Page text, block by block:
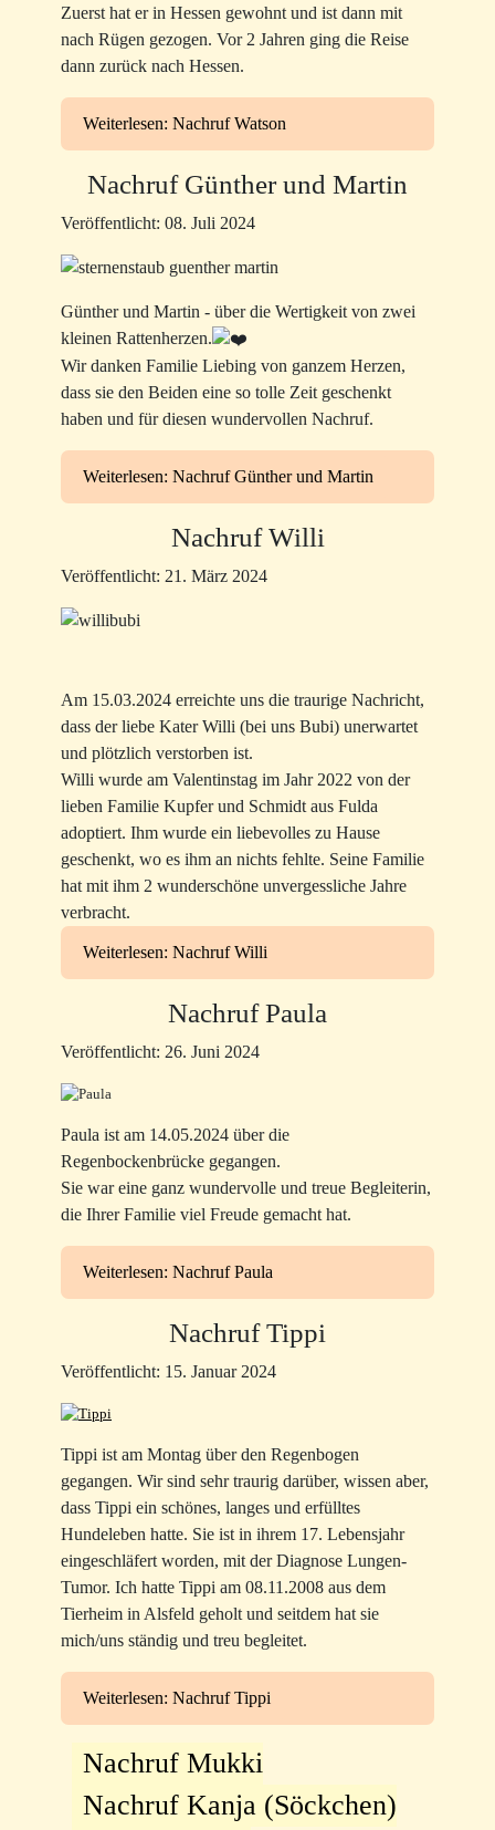
Zuerst hat er in Hessen gewohnt und ist dann mit
nach Rügen gezogen. Vor 2 Jahren ging die Reise
dann zurück nach Hessen.
Weiterlesen: Nachruf Watson
Nachruf Günther und Martin
Veröffentlicht: 08. Juli 2024
Günther und Martin - über die Wertigkeit von zwei
kleinen Rattenherzen.
Wir danken Familie Liebing von ganzem Herzen,
dass sie den Beiden eine so tolle Zeit geschenkt
haben und für diesen wundervollen Nachruf.
Weiterlesen: Nachruf Günther und Martin
Nachruf Willi
Veröffentlicht: 21. März 2024
Am 15.03.2024 erreichte uns die traurige Nachricht,
dass der liebe Kater Willi (bei uns Bubi) unerwartet
und plötzlich verstorben ist.
Willi wurde am Valentinstag im Jahr 2022 von der
lieben Familie Kupfer und Schmidt aus Fulda
adoptiert. Ihm wurde ein liebevolles zu Hause
geschenkt, wo es ihm an nichts fehlte. Seine Familie
hat mit ihm 2 wunderschöne unvergessliche Jahre
verbracht.
Weiterlesen: Nachruf Willi
Nachruf Paula
Veröffentlicht: 26. Juni 2024
Paula ist am 14.05.2024 über die
Regenbockenbrücke gegangen.
Sie war eine ganz wundervolle und treue Begleiterin,
die Ihrer Familie viel Freude gemacht hat.
Weiterlesen: Nachruf Paula
Nachruf Tippi
Veröffentlicht: 15. Januar 2024
Tippi ist am Montag über den Regenbogen
gegangen. Wir sind sehr traurig darüber, wissen aber,
dass Tippi ein schönes, langes und erfülltes
Hundeleben hatte. Sie ist in ihrem 17. Lebensjahr
eingeschläfert worden, mit der Diagnose Lungen-
Tumor. Ich hatte Tippi am 08.11.2008 aus dem
Tierheim in Alsfeld geholt und seitdem hat sie
mich/uns ständig und treu begleitet.
Weiterlesen: Nachruf Tippi
Nachruf Mukki
Nachruf Kanja (Söckchen)